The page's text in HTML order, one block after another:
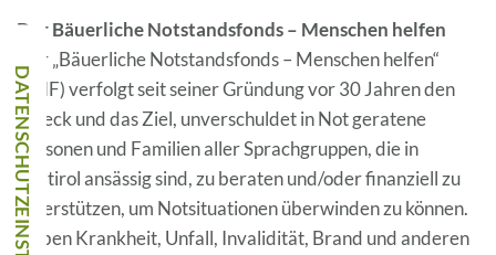
Der Bäuerliche Notstandsfonds – Menschen helfen
Der „Bäuerliche Notstandsfonds – Menschen helfen“
(BNF) verfolgt seit seiner Gründung vor 30 Jahren den
Zweck und das Ziel, unverschuldet in Not geratene
Personen und Familien aller Sprachgruppen, die in
Südtirol ansässig sind, zu beraten und/oder finanziell zu
unterstützen, um Notsituationen überwinden zu können.
Neben Krankheit, Unfall, Invalidität, Brand und anderen